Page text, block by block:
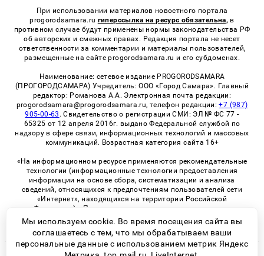
При использовании материалов новостного портала
progorodsamara.ru гиперссылка на ресурс обязательна, в
противном случае будут применены нормы законодательства РФ
об авторских и смежных правах. Редакция портала не несет
ответственности за комментарии и материалы пользователей,
размещенные на сайте progorodsamara.ru и его субдоменах.
Наименование: сетевое издание PROGORODSAMARA
(ПРОГОРОДСАМАРА) Учредитель: ООО «Город Самара». Главный
редактор: Романова А.А. Электронная почта редакции:
progorodsamara@progorodsamara.ru, телефон редакции:+7 (987)
905-00-63 . Свидетельство о регистрации СМИ: ЭЛ № ФС 77 -
65325 от 12 апреля 2016г. выдано Федеральной службой по
надзору в сфере связи, информационных технологий и массовых
коммуникаций. Возрастная категория сайта 16+
«На информационном ресурсе применяются рекомендательные
технологии (информационные технологии предоставления
информации на основе сбора, систематизации и анализа
сведений, относящихся к предпочтениям пользователей сети
«Интернет», находящихся на территории Российской
Федерации)». Правила применения рекомендательных
технологий в виджетах рекламно-обменной сети
«СМИ2» (PDF)
Мы используем cookie. Во время посещения сайта вы
соглашаетесь с тем, что мы обрабатываем ваши
персональные данные с использованием метрик Яндекс